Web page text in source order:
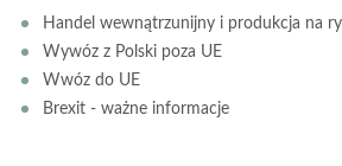
Handel wewnątrzunijny i produkcja na
Wywóz z Polski poza UE
Wwóz do UE
Brexit - ważne informacje